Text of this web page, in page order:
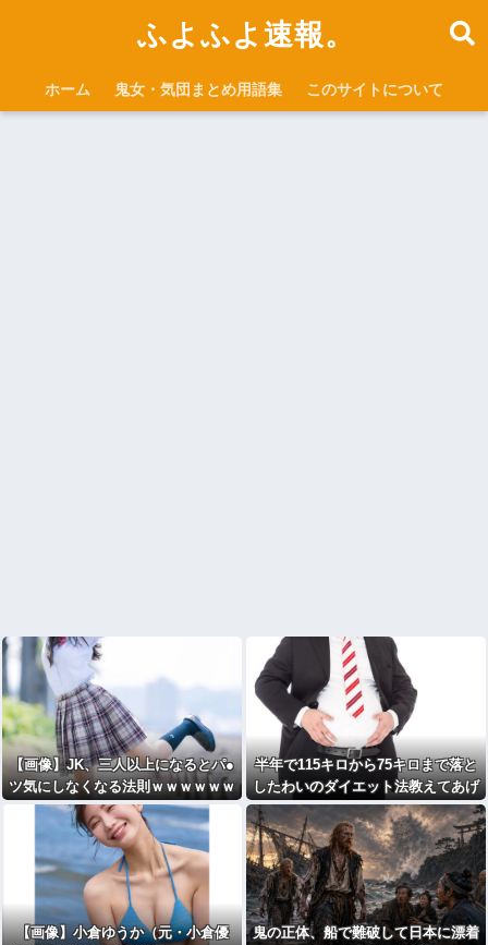
ふよふよ速報。
ホーム 鬼女・気団まとめ用語集 このサイトについて
【画像】JK、三人以上になるとパ●
ツ気にしなくなる法則ｗｗｗｗｗｗ
ｗｗ
半年で115キロから75キロまで落と
したわいのダイエット法教えてあげ
る
【画像】小倉ゆうか（元・小倉優
鬼の正体、船で難破して日本に漂着